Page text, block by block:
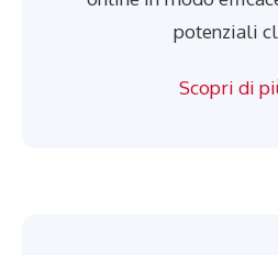
potenziali
Scopri di